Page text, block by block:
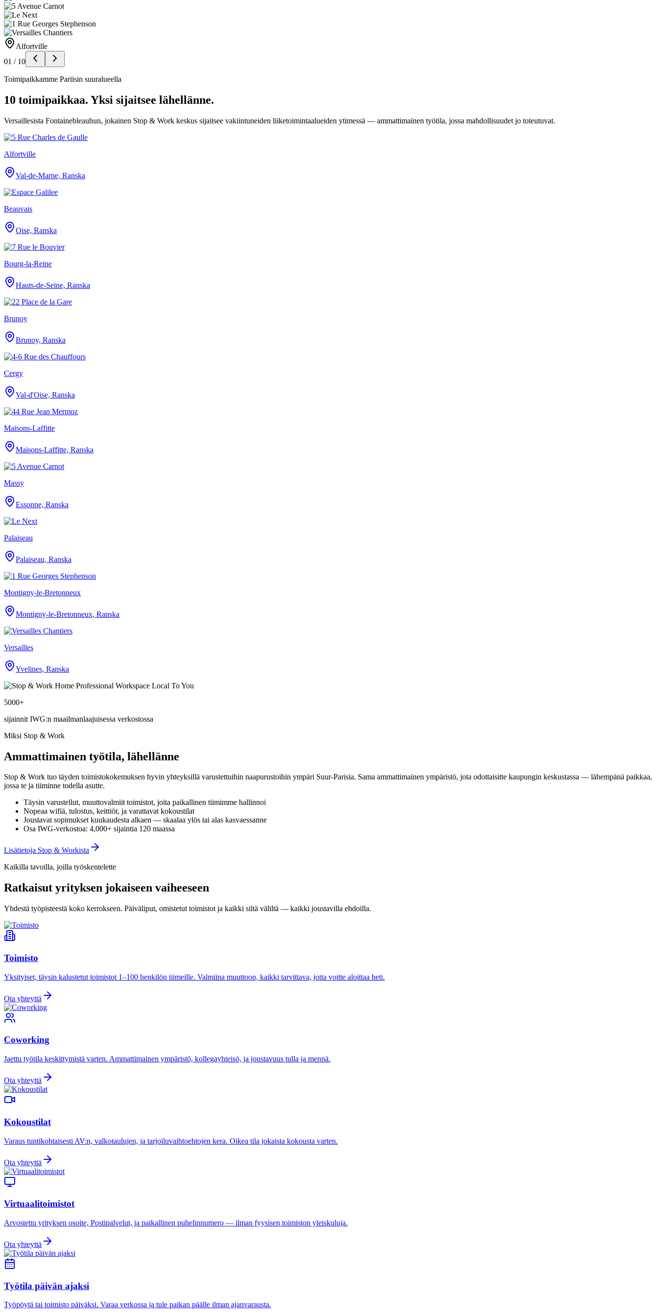
Alfortville
01 / 10
Toimipaikkamme Pariisin suuralueella
10 toimipaikkaa. Yksi sijaitsee lähellänne.
Versaillesista Fontainebleauhun, jokainen Stop & Work keskus sijaitsee vakiintuneiden liiketoimintaalueiden ytimessä — ammattimainen työtila, jossa mahdollisuudet jo toteutuvat.
Alfortville
Val-de-Marne, Ranska
Beauvais
Oise, Ranska
Bourg-la-Reine
Hauts-de-Seine, Ranska
Brunoy
Brunoy, Ranska
Cergy
Val-d'Oise, Ranska
Maisons-Laffitte
Maisons-Laffitte, Ranska
Massy
Essonne, Ranska
Palaiseau
Palaiseau, Ranska
Montigny-le-Bretonneux
Montigny-le-Bretonneux, Ranska
Versailles
Yvelines, Ranska
5000+
sijainnit IWG:n maailmanlaajuisessa verkostossa
Miksi Stop & Work
Ammattimainen työtila, lähellänne
Stop & Work tuo täyden toimistokokemuksen hyvin yhteyksillä varustettuihin naapurustoihin ympäri Suur-Parisia. Sama ammattimainen ympäristö, jota odottaisitte kaupungin keskustassa — lähempänä paikkaa,
jossa te ja tiiminne todella asutte.
Täysin varustellut, muuttovalmiit toimistot, joita paikallinen tiimimme hallinnoi
Nopeaa wifiä, tulostus, keittiöt, ja varattavat kokoustilat
Joustavat sopimukset kuukaudesta alkaen — skaalaa ylös tai alas kasvaessanne
Osa IWG-verkostoa: 4,000+ sijaintia 120 maassa
Lisätietoja Stop & Workista
Kaikilla tavoilla, joilla työskentelette
Ratkaisut yrityksen jokaiseen vaiheeseen
Yhdestä työpisteestä koko kerrokseen. Päiväliput, omistetut toimistot ja kaikki siltä väliltä — kaikki joustavilla ehdoilla.
Toimisto
Yksityiset, täysin kalustetut toimistot 1–100 henkilön tiimeille. Valmiina muuttoon, kaikki tarvittava, jotta voitte aloittaa heti.
Ota yhteyttä
Coworking
Jaettu työtila keskittymistä varten. Ammattimainen ympäristö, kollegayhteisö, ja joustavuus tulla ja mennä.
Ota yhteyttä
Kokoustilat
Varaus tuntikohtaisesti AV:n, valkotaulujen, ja tarjoiluvaihtoehtojen kera. Oikea tila jokaista kokousta varten.
Ota yhteyttä
Virtuaalitoimistot
Arvostettu yrityksen osoite, Postipalvelut, ja paikallinen puhelinnumero — ilman fyysisen toimiston yleiskuluja.
Ota yhteyttä
Työtila päivän ajaksi
Työpöytä tai toimisto päiväksi. Varaa verkossa ja tule paikan päälle ilman ajanvarausta.